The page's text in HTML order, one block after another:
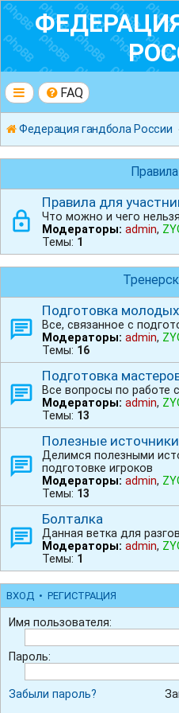
FAQ
Федерация гандбола России
Правила для
Что можно и чего
Модераторы: admin,
Темы: 1
Подготовка
Все, связанное с
Модераторы: admin,
Темы: 16
Подготовка
Все вопросы по работе
Модераторы: admin,
Темы: 13
Полезные источники
Делимся полезными
подготовке игроков
Модераторы: admin,
Темы: 13
Болталка
Данная ветка для
Модераторы: admin,
Темы: 1
ВХОД • РЕГИСТРАЦИЯ
Имя пользователя:
Пароль:
Забыли пароль?